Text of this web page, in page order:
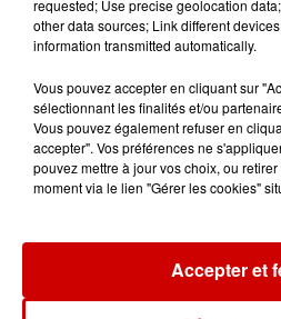
Born in the
l’Amérique...
I Gotta
requested; Use precise geolocation
other data sources; Link different
information transmitted automatically.
Vous pouvez accepter en cliquant sur
sélectionnant les finalités et/ou
Vous pouvez également refuser en
accepter". Vos préférences ne
pouvez mettre à jour vos choix, ou
moment via le lien "Gérer les cookies"
Accepter et